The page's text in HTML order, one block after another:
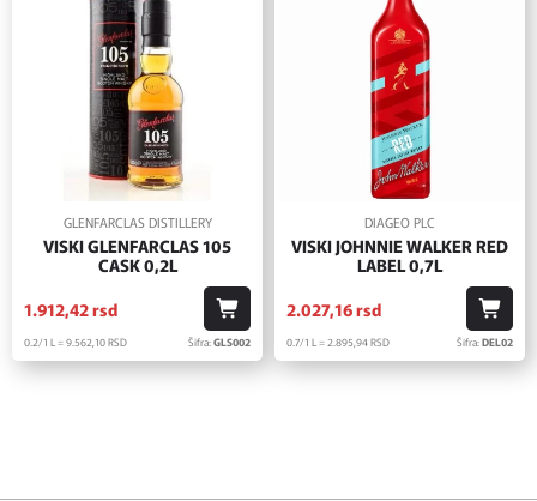
GLENFARCLAS DISTILLERY
VISKI GLENFARCLAS 105
CASK 0,2L
1.912,42rsd
0.2/1 L = 9.562,10RSD Šifra:GLS002
DIAGEO PLC
VISKI JOHNNIE WALKER RED
LABEL 0,7L
2.027,16rsd
0.7/1 L = 2.895,94RSD Šifra:DEL02